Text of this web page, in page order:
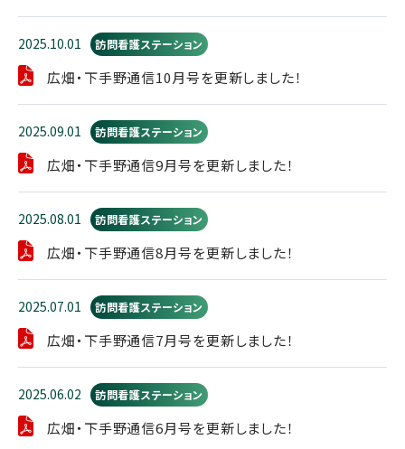
2025.10.01 訪問看護ステーション
広畑・下手野通信10月号を更新しました！
2025.09.01 訪問看護ステーション
広畑・下手野通信9月号を更新しました！
2025.08.01 訪問看護ステーション
広畑・下手野通信8月号を更新しました！
2025.07.01 訪問看護ステーション
広畑・下手野通信7月号を更新しました！
2025.06.02 訪問看護ステーション
広畑・下手野通信6月号を更新しました！